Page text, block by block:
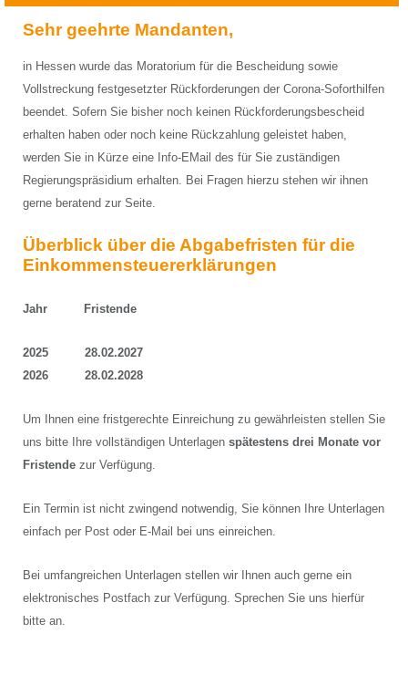
Sehr geehrte Mandanten,
in Hessen wurde das Moratorium für die Bescheidung sowie
Vollstreckung festgesetzter Rückforderungen der Corona-Soforthilfen
beendet. Sofern Sie bisher noch keinen Rückforderungsbescheid
erhalten haben oder noch keine Rückzahlung geleistet haben,
werden Sie in Kürze eine Info-EMail des für Sie zuständigen
Regierungspräsidium erhalten. Bei Fragen hierzu stehen wir ihnen
gerne beratend zur Seite.
Überblick über die Abgabefristen für die
Einkommensteuererklärungen
Jahr Fristende
2025 28.02.2027
2026 28.02.2028
Um Ihnen eine fristgerechte Einreichung zu gewährleisten stellen Sie
uns bitte Ihre vollständigen Unterlagen spätestens drei Monate vor
Fristendezur Verfügung.
Ein Termin ist nicht zwingend notwendig, Sie können Ihre Unterlagen
einfach per Post oder E-Mail bei uns einreichen.
Bei umfangreichen Unterlagen stellen wir Ihnen auch gerne ein
elektronisches Postfach zur Verfügung. Sprechen Sie uns hierfür
bitte an.